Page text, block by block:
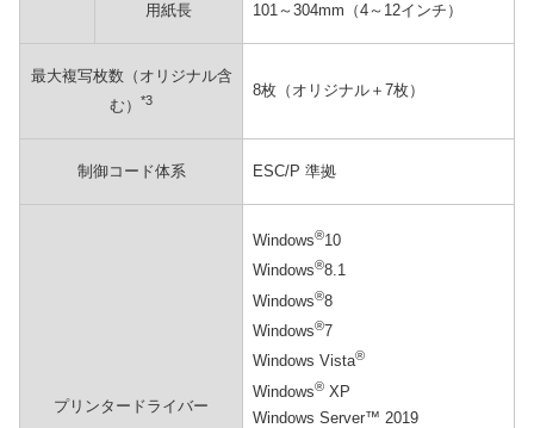
用紙長 101～304mm（4～12インチ）
最大複写枚数（オリジナル含
む）
*3
8枚（オリジナル＋7枚）
制御コード体系 ESC/P 準拠
プリンタードライバー
Windows®10
Windows®8.1
Windows®8
Windows®7
Windows Vista®
Windows® XP
Windows Server™ 2019